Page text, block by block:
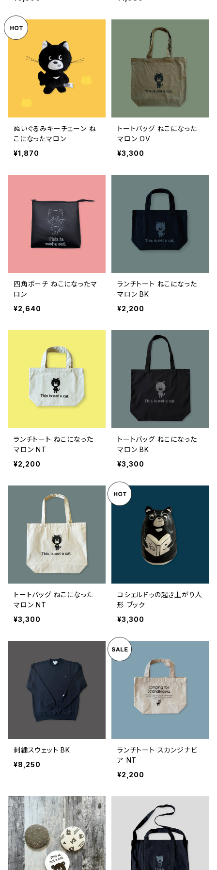
ぬいぐるみキーチェーン ね
こになったマロン
¥1,870
トートバッグ ねこになった
マロン OV
¥3,300
四角ポーチ ねこになったマ
ロン
¥2,640
ランチトート ねこになった
マロン BK
¥2,200
ランチトート ねこになった
マロン NT
¥2,200
トートバッグ ねこになった
マロン BK
¥3,300
トートバッグ ねこになった
マロン NT
¥3,300
コシェルドゥの起き上がり人
形 ブック
¥3,300
刺繍スウェット BK
¥8,250
ランチトート スカンジナビ
ア NT
¥2,200